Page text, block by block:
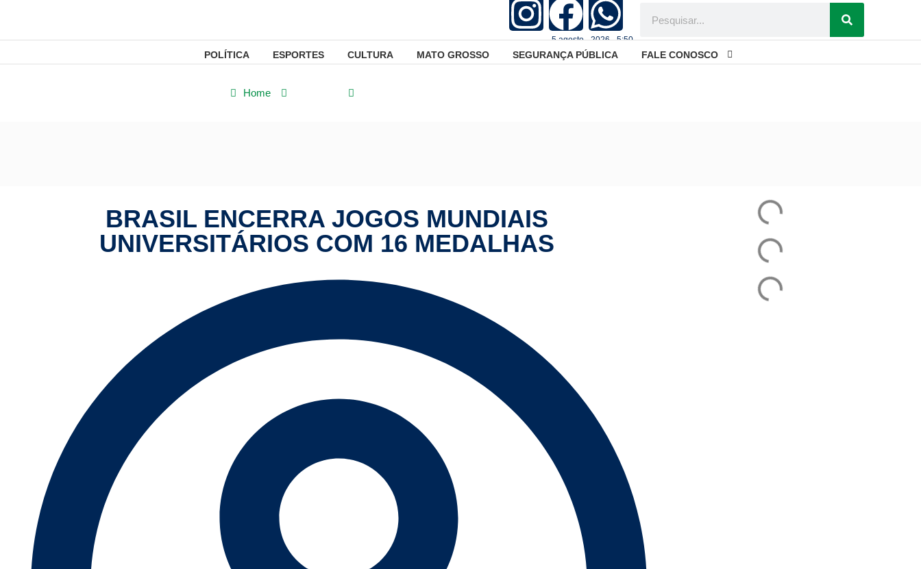
5.agosto - 2026 - 5:50
POLÍTICA ESPORTES CULTURA MATO GROSSO SEGURANÇA PÚBLICA FALE CONOSCO
Home
BRASIL ENCERRA JOGOS MUNDIAIS
UNIVERSITÁRIOS COM 16 MEDALHAS